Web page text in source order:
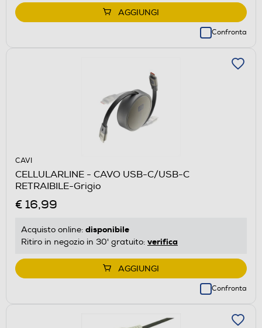
AGGIUNGI
Confronta
CAVI
CELLULARLINE - CAVO USB-C/USB-C
RETRAIBILE-Grigio
€ 16,99
Acquisto online: disponibile
Ritiro in negozio in 30' gratuito: verifica
AGGIUNGI
Confronta